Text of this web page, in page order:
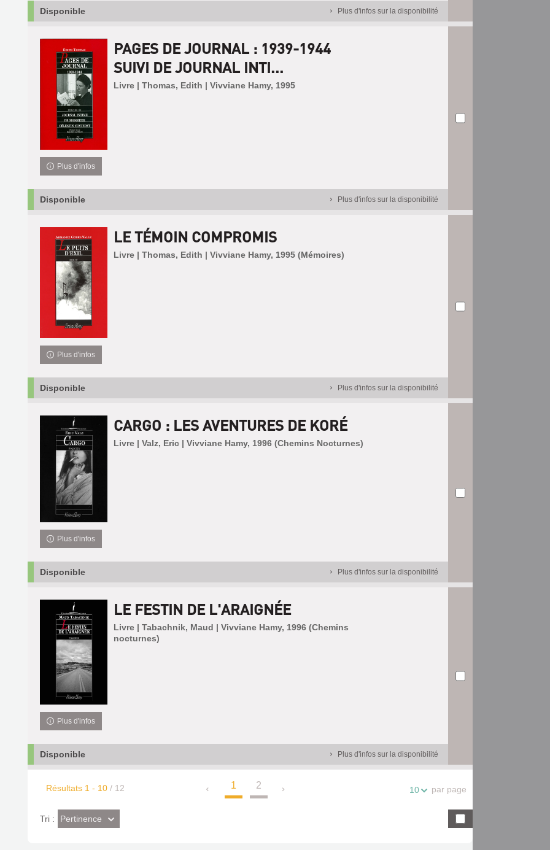
Disponible Plus d'infos sur la disponibilité
PAGES DE JOURNAL : 1939-1944
SUIVI DE JOURNAL INTI...
Livre | Thomas, Edith | Vivviane Hamy, 1995
Plus d'infos
Disponible Plus d'infos sur la disponibilité
LE TÉMOIN COMPROMIS
Livre | Thomas, Edith | Vivviane Hamy, 1995 (Mémoires)
Plus d'infos
Disponible Plus d'infos sur la disponibilité
CARGO : LES AVENTURES DE KORÉ
Livre | Valz, Eric | Vivviane Hamy, 1996 (Chemins Nocturnes)
Plus d'infos
Disponible Plus d'infos sur la disponibilité
LE FESTIN DE L'ARAIGNÉE
Livre | Tabachnik, Maud | Vivviane Hamy, 1996 (Chemins
nocturnes)
Plus d'infos
Disponible Plus d'infos sur la disponibilité
Résultats 1 - 10 / 12 1 2 10 par page
Tri :(Effet
imédiat)
Pertinence